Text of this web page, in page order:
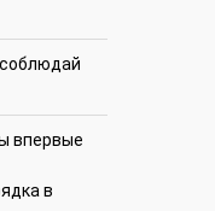
впервые
в